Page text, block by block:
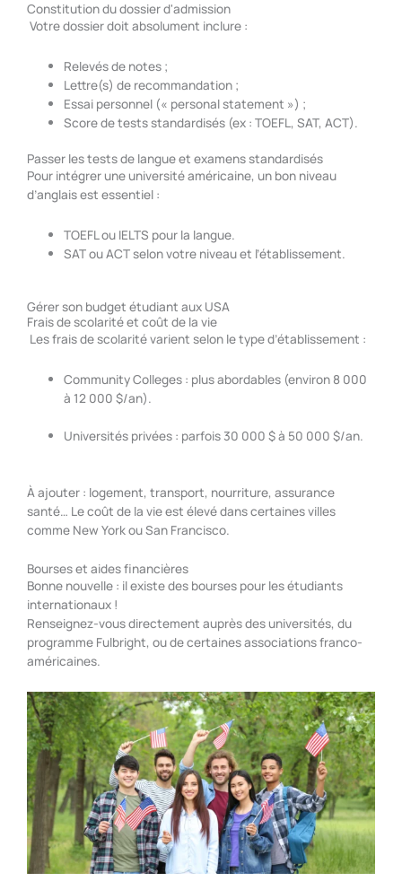
Constitution du dossier d'admission
Votre dossier doit absolument inclure :
Relevés de notes ;
Lettre(s) de recommandation ;
Essai personnel (« personal statement ») ;
Score de tests standardisés (ex : TOEFL, SAT, ACT).
Passer les tests de langue et examens standardisés
Pour intégrer une université américaine, un bon niveau
d’anglais est essentiel :
TOEFL ou IELTS pour la langue.
SAT ou ACT selon votre niveau et l’établissement.
Gérer son budget étudiant aux USA
Frais de scolarité et coût de la vie
Les frais de scolarité varient selon le type d’établissement :
Community Colleges : plus abordables (environ 8 000
à 12 000 $/an).
Universités privées : parfois 30 000 $ à 50 000 $/an.
À ajouter : logement, transport, nourriture, assurance
santé… Le coût de la vie est élevé dans certaines villes
comme New York ou San Francisco.
Bourses et aides financières
Bonne nouvelle : il existe des bourses pour les étudiants
internationaux !
Renseignez-vous directement auprès des universités, du
programme Fulbright, ou de certaines associations franco-
américaines.